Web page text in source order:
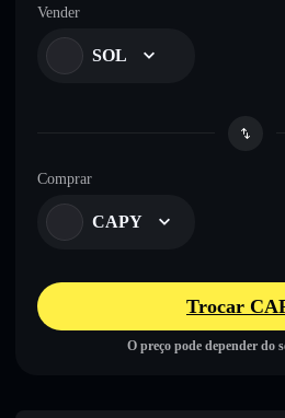
Vender
SOL
Comprar
CAPY
Trocar
O preço pode depender do